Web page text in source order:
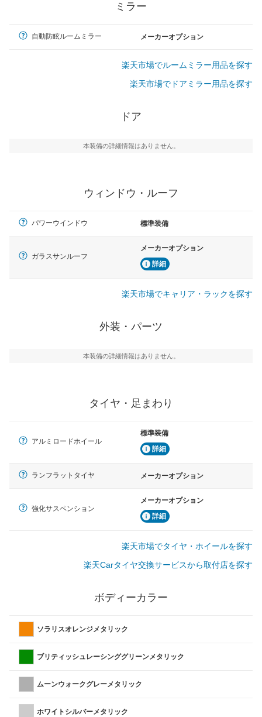
ミラー
自動防眩ルームミラー メーカーオプション
楽天市場でルームミラー用品を探す
楽天市場でドアミラー用品を探す
ドア
本装備の詳細情報はありません。
ウィンドウ・ルーフ
パワーウインドウ 標準装備
ガラスサンルーフ
メーカーオプション
詳細
楽天市場でキャリア・ラックを探す
外装・パーツ
本装備の詳細情報はありません。
タイヤ・足まわり
アルミロードホイール
標準装備
詳細
ランフラットタイヤ メーカーオプション
強化サスペンション
メーカーオプション
詳細
楽天市場でタイヤ・ホイールを探す
楽天Carタイヤ交換サービスから取付店を探す
ボディーカラー
ソラリスオレンジメタリック
ブリティッシュレーシンググリーンメタリック
ムーンウォークグレーメタリック
ホワイトシルバーメタリック